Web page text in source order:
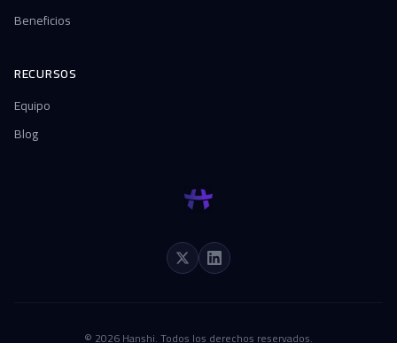
Beneficios
RECURSOS
Equipo
Blog
© 2026 Hanshi. Todos los derechos reservados.